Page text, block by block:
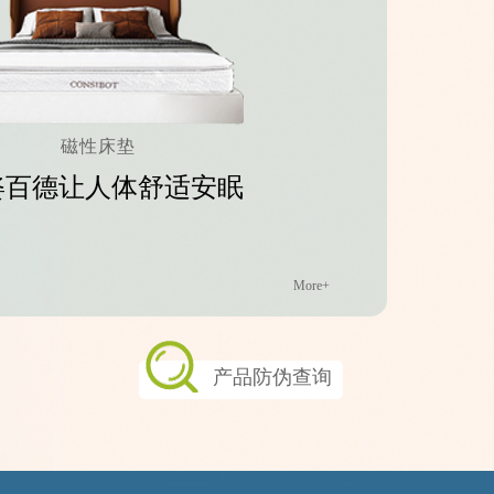
磁性床垫
德让人体舒适安眠
More+
产品防伪查询